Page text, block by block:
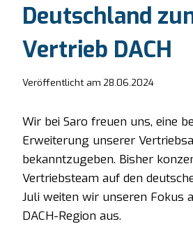
Deutschland
Vertrieb DACH
Veröffentlicht am 28.06.2024
Wir bei Saro freuen uns, eine
Erweiterung unserer
bekanntzugeben. Bisher
Vertriebsteam auf den
Juli weiten wir unseren Fokus
DACH-Region aus.